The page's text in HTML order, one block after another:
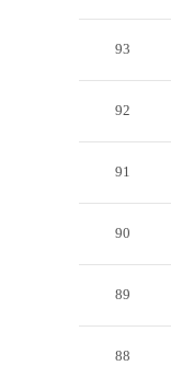
93
92
91
90
89
88